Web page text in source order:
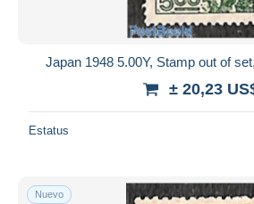
Japan 1948 5.00Y, Stamp out of
± 20,23
Estatus
Nuevo